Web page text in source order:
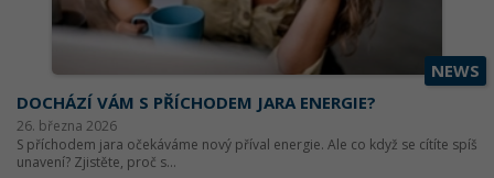
NEWS
DOCHÁZÍ VÁM S PŘÍCHODEM JARA ENERGIE?
26. března 2026
S příchodem jara očekáváme nový příval energie. Ale co když se cítíte spíš
unavení? Zjistěte, proč s...